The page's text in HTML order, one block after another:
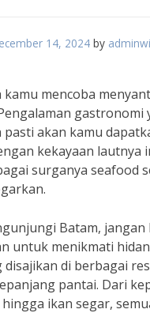
14, 2024 by
kamu mencoba
gastronomi
akan kamu
kekayaan lautnya
surganya seafood
Batam, jangan
untuk menikmati
disajikan di berbagai
pantai. Dari
ikan segar,